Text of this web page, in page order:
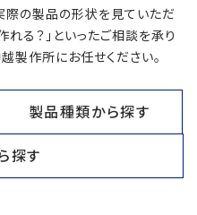
際の製品の形状を見ていただ
れる？」といったご相談を承り
越製作所にお任せください。
製品種類から探す
探す